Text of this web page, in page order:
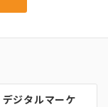
ジタルマーケ